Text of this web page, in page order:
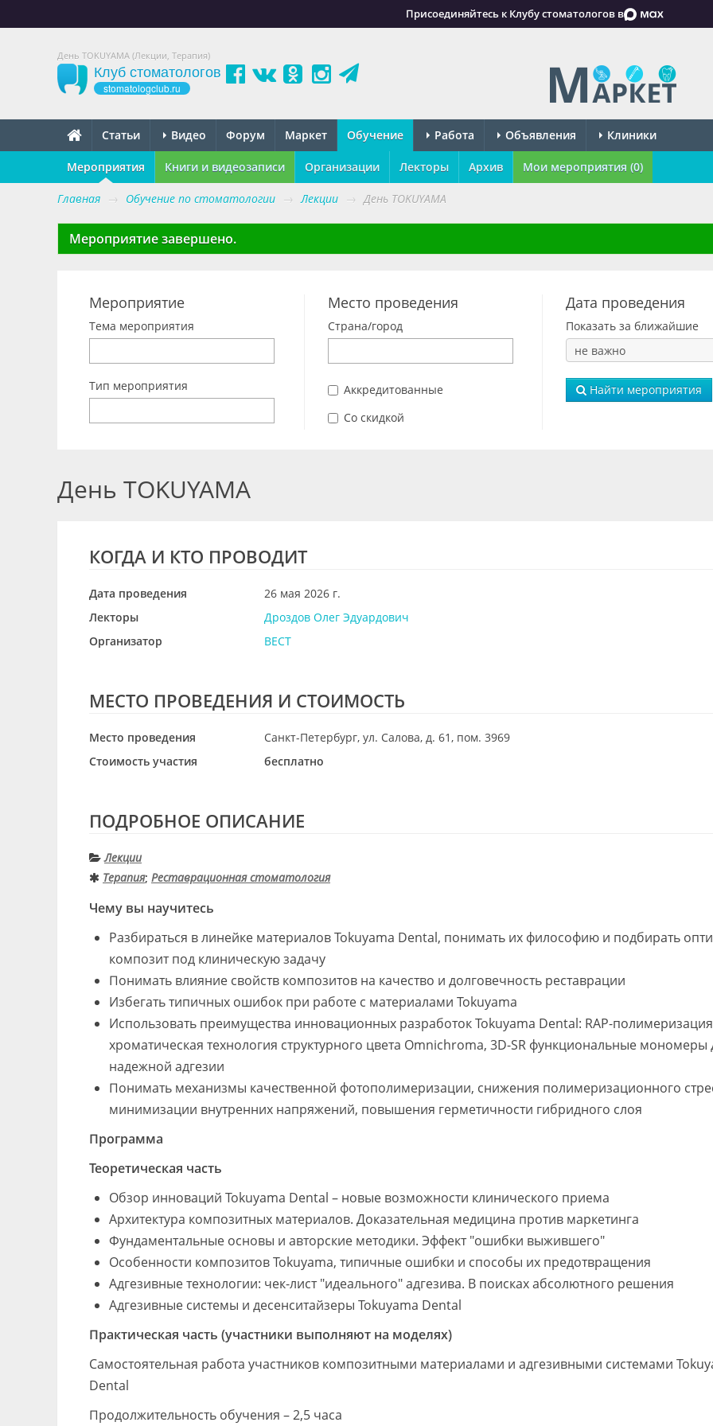
Присоединяйтесь к Клубу стоматологов в
День TOKUYAMA (Лекции, Терапия)
Клуб стоматологов
stomatologclub.ru
Статьи Видео Форум Маркет Обучение Работа Объявления Клиники
Мероприятия Книги и видеозаписи Организации Лекторы Архив Мои мероприятия (0)
Главная → Обучение по стоматологии → Лекции → День TOKUYAMA
Мероприятие завершено.
Мероприятие
Тема мероприятия
Место проведения
Страна/город
Дата проведения
Показать за ближайшие
Тип мероприятия
Аккредитованные
Со скидкой
Найти мероприятия
День TOKUYAMA
КОГДА И КТО ПРОВОДИТ
Дата проведения
26 мая 2026 г.
Лекторы
Дроздов Олег Эдуардович
Организатор
ВЕСТ
МЕСТО ПРОВЕДЕНИЯ И СТОИМОСТЬ
Место проведения
Санкт-Петербург, ул. Салова, д. 61, пом. 3969
Стоимость участия
бесплатно
ПОДРОБНОЕ ОПИСАНИЕ
Лекции
Терапия; Реставрационная стоматология
Чему вы научитесь
Разбираться в линейке материалов Tokuyama Dental, понимать их философию и подбирать
композит под клиническую задачу
Понимать влияние свойств композитов на качество и долговечность реставрации
Избегать типичных ошибок при работе с материалами Tokuyama
Использовать преимущества инновационных разработок Tokuyama Dental: RAP-
хроматическая технология структурного цвета Omnichroma, 3D-SR функциональные мономеры
надежной адгезии
Понимать механизмы качественной фотополимеризации, снижения полимеризационного
минимизации внутренних напряжений, повышения герметичности гибридного слоя
Программа
Теоретическая часть
Обзор инноваций Tokuyama Dental – новые возможности клинического приема
Архитектура композитных материалов. Доказательная медицина против маркетинга
Фундаментальные основы и авторские методики. Эффект "ошибки выжившего"
Особенности композитов Tokuyama, типичные ошибки и способы их предотвращения
Адгезивные технологии: чек-лист "идеального" адгезива. В поисках абсолютного решения
Адгезивные системы и десенситайзеры Tokuyama Dental
Практическая часть (участники выполняют на моделях)
Самостоятельная работа участников композитными материалами и адгезивными системами
Dental
Продолжительность обучения – 2,5 часа